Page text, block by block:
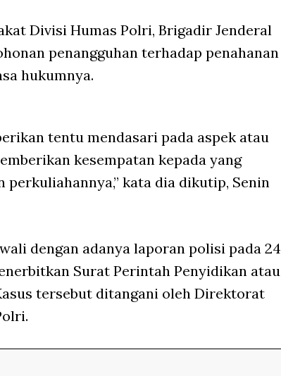
Divisi Humas Polri, Brigadir Jenderal
penangguhan terhadap penahanan
hukumnya.
tentu mendasari pada aspek atau
kesempatan kepada yang
kata dia dikutip, Senin
dengan adanya laporan polisi pada 24
Surat Perintah Penyidikan atau
tersebut ditangani oleh Direktorat